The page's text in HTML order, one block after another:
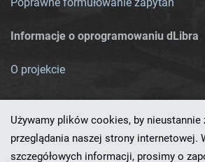
Informacje o oprogramowaniu dLibra
O projekcie
Używamy plików cookies, by
przeglądania naszej strony internetowej.
szczegółowych informacji, prosimy o